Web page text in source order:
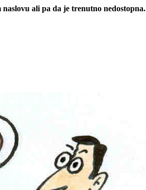
ali pa da je trenutno nedostopna.